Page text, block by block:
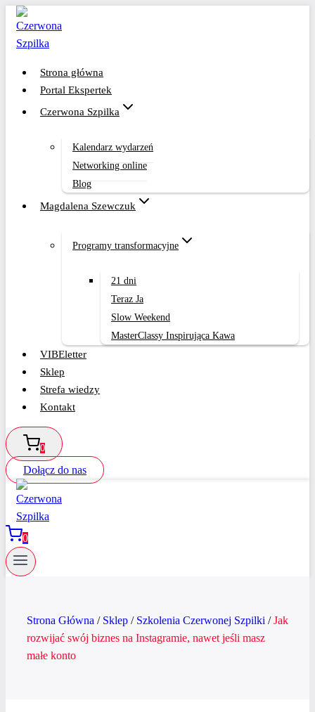
Przejdź
treści
Strona główna
Portal Ekspertek
Czerwona Szpilka
Kalendarz wydarzeń
Networking online
Blog
Magdalena Szewczuk
Programy transformacyjne
21 dni
Teraz Ja
Slow Weekend
MasterClassy Inspirująca Kawa
VIBEletter
Sklep
Strefa wiedzy
Kontakt
0
Dołącz do nas
0
Strona Główna / Sklep / Szkolenia Czerwonej Szpilki / Jak
rozwijać swój biznes na Instagramie, nawet jeśli masz
małe konto